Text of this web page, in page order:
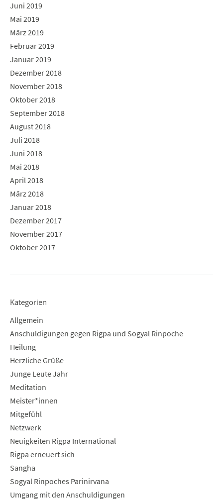
Juni 2019
Mai 2019
März 2019
Februar 2019
Januar 2019
Dezember 2018
November 2018
Oktober 2018
September 2018
August 2018
Juli 2018
Juni 2018
Mai 2018
April 2018
März 2018
Januar 2018
Dezember 2017
November 2017
Oktober 2017
Kategorien
Allgemein
Anschuldigungen gegen Rigpa und Sogyal Rinpoche
Heilung
Herzliche Grüße
Junge Leute Jahr
Meditation
Meister*innen
Mitgefühl
Netzwerk
Neuigkeiten Rigpa International
Rigpa erneuert sich
Sangha
Sogyal Rinpoches Parinirvana
Umgang mit den Anschuldigungen